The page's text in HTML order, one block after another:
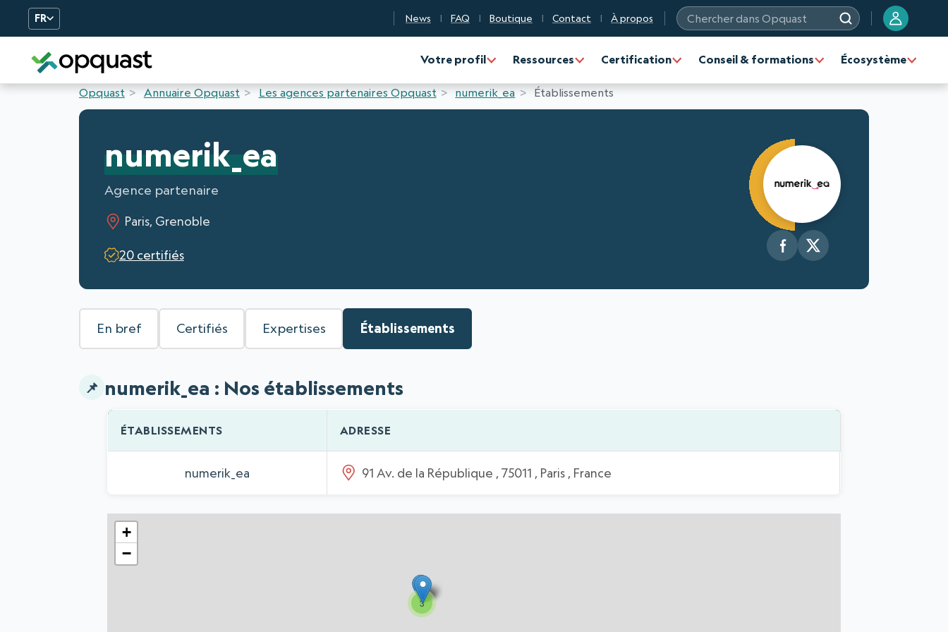
FR News FAQ Boutique Contact À propos
Chercher dans Opquast
Votre profil Ressources Certification Conseil & formations Écosystème
Opquast Annuaire Opquast Les agences partenaires Opquast numerik_ea Établissements
numerik_ea
Agence partenaire
Paris, Grenoble
20 certifiés
En bref Certifiés Expertises Établissements
numerik_ea : Nos établissements
ÉTABLISSEMENTS ADRESSE
numerik_ea 91 Av. de la République , 75011 , Paris , France
3
+
−